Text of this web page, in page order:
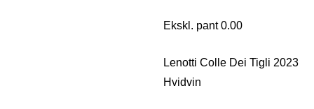
Ekskl. pant 0.00
Lenotti Colle Dei Tigli 2023
Hvidvin